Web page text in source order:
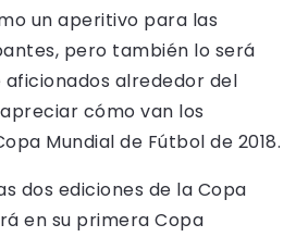
un aperitivo para las
pero también lo será
alrededor del
cómo van los
Mundial de Fútbol de 2018.
dos ediciones de la Copa
en su primera Copa